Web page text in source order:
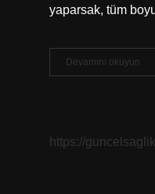
yaparsak, tüm
Devamını okuyun
https://